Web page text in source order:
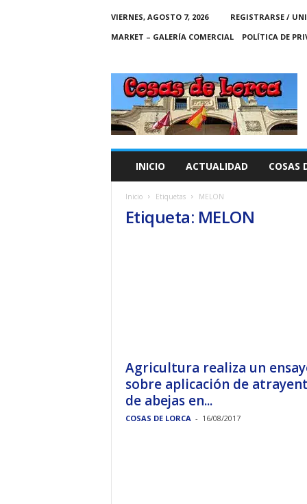
VIERNES, AGOSTO 7, 2026
REGISTRARSE /
MARKET – GALERÍA COMERCIAL
POLÍTICA DE
C
A
S
INICIO ACTUALIDAD COSAS
Inicio Etiquetas MELON
Etiqueta: MELON
Agricultura realiza un
sobre aplicación de
de abejas en...
COSAS DE LORCA - 16/08/2017